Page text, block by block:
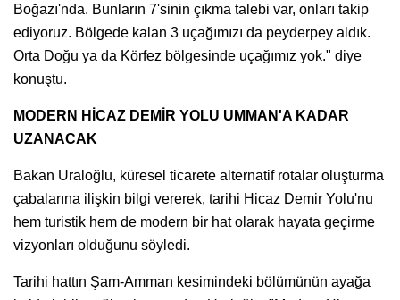
Boğazı'nda. Bunların 7'sinin çıkma talebi var, onları takip
ediyoruz. Bölgede kalan 3 uçağımızı da peyderpey aldık.
Orta Doğu ya da Körfez bölgesinde uçağımız yok." diye
konuştu.
MODERN HİCAZ DEMİR YOLU UMMAN'A KADAR
UZANACAK
Bakan Uraloğlu, küresel ticarete alternatif rotalar oluşturma
çabalarına ilişkin bilgi vererek, tarihi Hicaz Demir Yolu'nu
hem turistik hem de modern bir hat olarak hayata geçirme
vizyonları olduğunu söyledi.
Tarihi hattın Şam-Amman kesimindeki bölümünün ayağa